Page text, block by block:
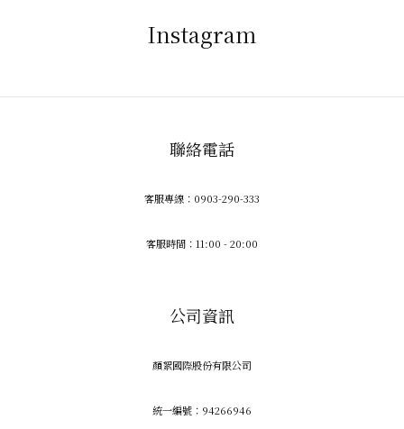
Instagram
聯絡電話
客服專線：0903-290-333
客服時間：11:00 - 20:00
公司資訊
顏絮國際股份有限公司
統一編號：94266946